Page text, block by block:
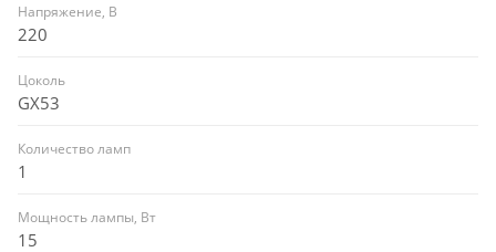
Напряжение, В
220
Цоколь
GX53
Количество ламп
1
Мощность лампы, Вт
15